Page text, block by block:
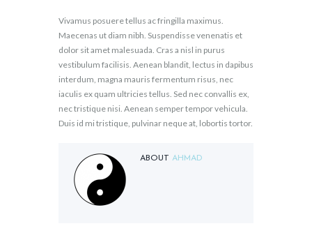
Vivamus posuere tellus ac fringilla maximus.
Maecenas ut diam nibh. Suspendisse venenatis et
dolor sit amet malesuada. Cras a nisl in purus
vestibulum facilisis. Aenean blandit, lectus in dapibus
interdum, magna mauris fermentum risus, nec
iaculis ex quam ultricies tellus. Sed nec convallis ex,
nec tristique nisi. Aenean semper tempor vehicula.
Duis id mi tristique, pulvinar neque at, lobortis tortor.
ABOUTAHMAD